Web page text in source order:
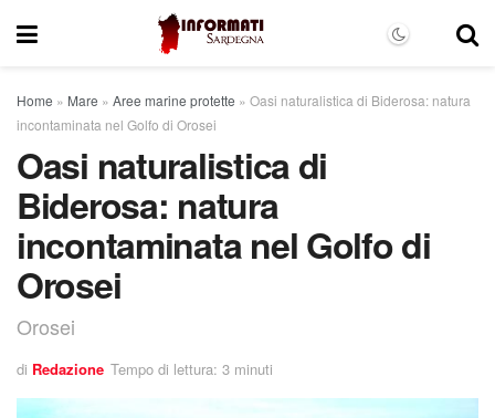
Home » Mare » Aree marine protette » Oasi naturalistica di Biderosa: natura
incontaminata nel Golfo di Orosei
Oasi naturalistica di
Biderosa: natura
incontaminata nel Golfo di
Orosei
Orosei
di Redazione Tempo di lettura: 3 minuti